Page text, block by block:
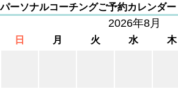
パーソナルコーチングご予約カレンダー
2026年8月
日 月 火 水 木